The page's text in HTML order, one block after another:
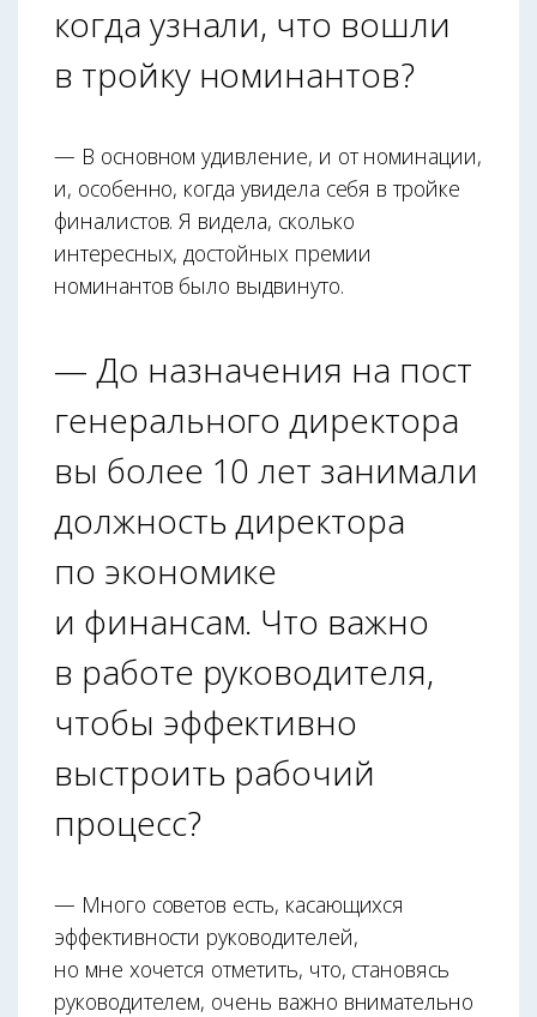
когда узнали, что вошли
в тройку номинантов?
— В основном удивление, и от номинации,
и, особенно, когда увидела себя в тройке
финалистов. Я видела, сколько
интересных, достойных премии
номинантов было выдвинуто.
— До назначения на пост
генерального директора
вы более 10 лет занимали
должность директора
по экономике
и финансам. Что важно
в работе руководителя,
чтобы эффективно
выстроить рабочий
процесс?
— Много советов есть, касающихся
эффективности руководителей,
но мне хочется отметить, что, становясь
руководителем, очень важно внимательно